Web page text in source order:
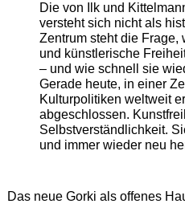
Die von Ilk und
versteht sich nicht als
Zentrum steht die Frage,
und künstlerische
– und wie schnell sie
Gerade heute, in einer
Kulturpolitiken weltweit
abgeschlossen.
Selbstverständlichkeit.
und immer wieder neu
Das neue Gorki als offenes